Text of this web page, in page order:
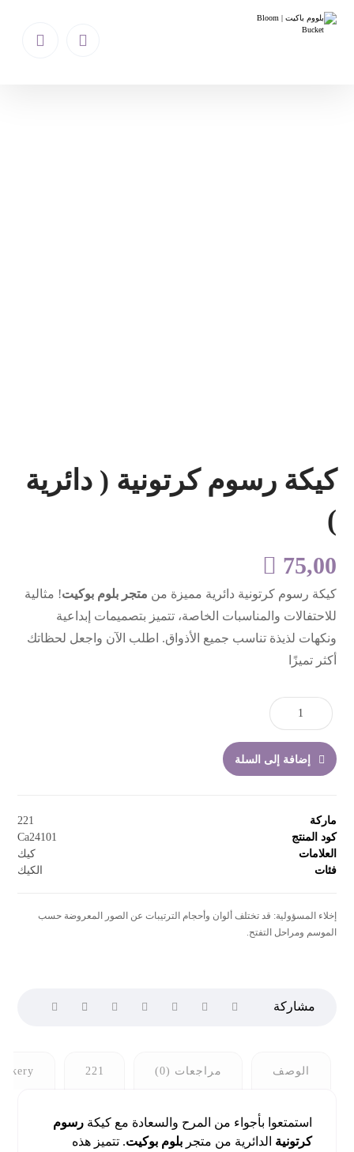
كيكة رسوم كرتونية ( دائرية
)
 75,00
كيكة رسوم كرتونية دائرية مميزة من متجر بلوم بوكيت! مثالية
للاحتفالات والمناسبات الخاصة، تتميز بتصميمات إبداعية
ونكهات لذيذة تناسب جميع الأذواق. اطلب الآن واجعل لحظاتك
أكثر تميزًا
إضافة إلى السلة
ماركة
221
كود المنتج
Ca24101
العلامات
كيك
فئات
الكيك
إخلاء المسؤولية: قد تختلف ألوان وأحجام الترتيبات عن الصور المعروضة حسب
الموسم ومراحل التفتح.
الوصف مراجعات (0) 221
استمتعوا بأجواء من المرح والسعادة مع كيكةرسوم
كرتونية الدائرية من متجر بلوم بوكيت. تتميز هذه